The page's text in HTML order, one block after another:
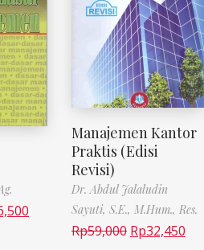
Manajemen Kantor
Praktis (Edisi
Revisi)
Dr. Abdul Jalaludin
Sayuti, S.E., M.Hum., Res.
Rp59,000 Rp32,450